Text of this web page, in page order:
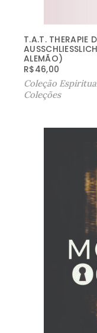
T.A.T. THERAPIE
LEMÃO)
R$46,00
Coleção
Coleções